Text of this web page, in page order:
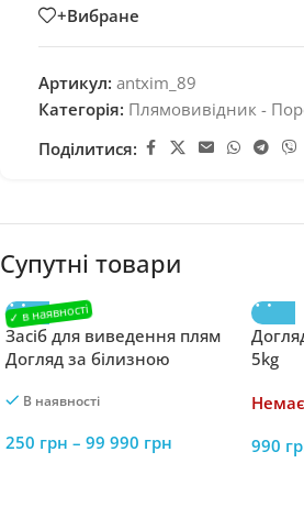
+Вибране
Артикул: antxim_89
Категорія: Плямовивідник -
Поділитися:
Супутні товари
Засіб для виведення плям
Догляд за білизною
1.5kgВ наявності
250 грн – 99 990 грн
5kg
990